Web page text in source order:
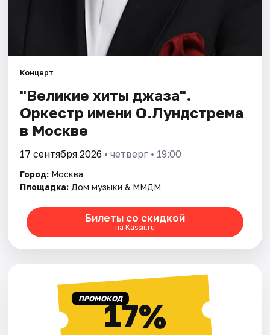
Концерт
"Великие хиты джаза".
Оркестр имени О.Лундстрема
в Москве
17 сентября 2026 • четверг • 19:00
Город: Москва
Площадка: Дом музыки & ММДМ
Билеты со скидкой
на Kassir.ru
ПРОМОКОД17%